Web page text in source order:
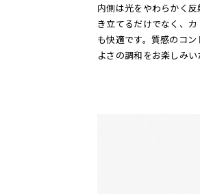
内側は光をやわらかく
き立てるだけでなく、
も快適です。質感のコ
よさの調和をお楽しみい